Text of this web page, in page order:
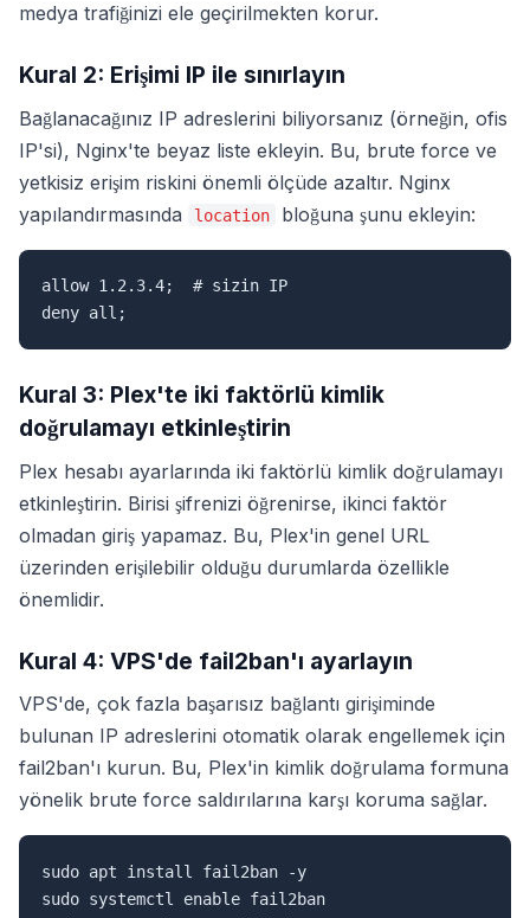
medya trafiğinizi ele geçirilmekten korur.
Kural 2: Erişimi IP ile sınırlayın
Bağlanacağınız IP adreslerini biliyorsanız (örneğin, ofis
IP'si), Nginx'te beyaz liste ekleyin. Bu, brute force ve
yetkisiz erişim riskini önemli ölçüde azaltır. Nginx
yapılandırmasında
location bloğuna şunu ekleyin:
allow 1.2.3.4;  # sizin IP
deny all;
Kural 3: Plex'te iki faktörlü kimlik
doğrulamayı etkinleştirin
Plex hesabı ayarlarında iki faktörlü kimlik doğrulamayı
etkinleştirin. Birisi şifrenizi öğrenirse, ikinci faktör
olmadan giriş yapamaz. Bu, Plex'in genel URL
üzerinden erişilebilir olduğu durumlarda özellikle
önemlidir.
Kural 4: VPS'de fail2ban'ı ayarlayın
VPS'de, çok fazla başarısız bağlantı girişiminde
bulunan IP adreslerini otomatik olarak engellemek için
fail2ban'ı kurun. Bu, Plex'in kimlik doğrulama formuna
yönelik brute force saldırılarına karşı koruma sağlar.
sudo apt install fail2ban -y
sudo systemctl enable fail2ban